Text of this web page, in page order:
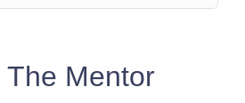
The Mentor